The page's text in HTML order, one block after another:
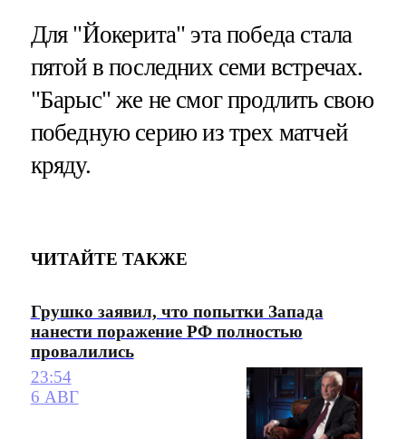
Для "Йокерита" эта победа стала
пятой в последних семи встречах.
"Барыс" же не смог продлить свою
победную серию из трех матчей
кряду.
ЧИТАЙТЕ ТАКЖЕ
Грушко заявил, что попытки Запада
нанести поражение РФ полностью
провалились
23:54
6 АВГ